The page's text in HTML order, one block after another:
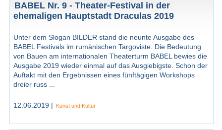
BABEL Nr. 9 - Theater-Festival in der
ehemaligen Hauptstadt Draculas 2019
Unter dem Slogan BILDER stand die neunte Ausgabe des
BABEL Festivals im rumänischen Targoviste. Die Bedeutung
von Bauen am internationalen Theaterturm BABEL bewies die
Ausgabe 2019 wieder einmal auf das Ausgiebigste. Schon der
Auftakt mit den Ergebnissen eines fünftägigen Workshops
dreier russ ...
12.06.2019 | Kunst und Kultur